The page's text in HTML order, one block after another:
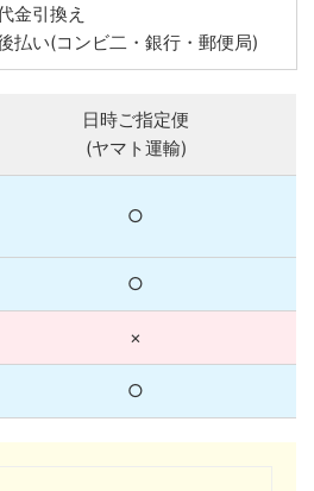
金引換え
払い(コンビ二・銀行・郵便局)
日時ご指定便
(ヤマト運輸)
○
○
×
○